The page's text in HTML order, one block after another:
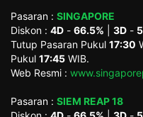
Pasaran : SINGAPORE
Diskon : 4D - 66.5% 3D -
Tutup Pasaran Pukul 17:30
Pukul 17:45 WIB.
Web Resmi :
Pasaran : SIEM REAP 18